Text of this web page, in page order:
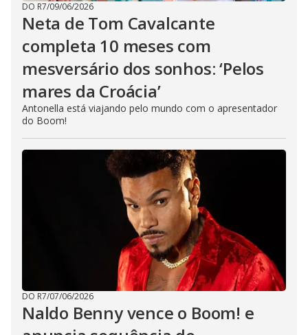
DO R7/09/06/2026
Neta de Tom Cavalcante
completa 10 meses com
mesversário dos sonhos: ‘Pelos
mares da Croácia’
Antonella está viajando pelo mundo com o apresentador
do Boom!
DO R7/07/06/2026
Naldo Benny vence o Boom! e